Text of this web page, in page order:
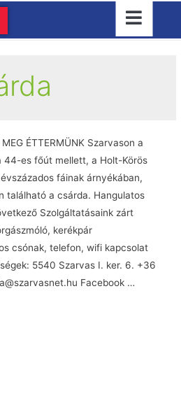
ÉTTERMÜNK Szarvason a
44-es főút mellett, a Holt-Körös
fáinak árnyékában,
található a csárda. Hangulatos
Szolgáltatásaink zárt
kerékpár
csónak, telefon, wifi kapcsolat
5540 Szarvas I. ker. 6. +36
Facebook …